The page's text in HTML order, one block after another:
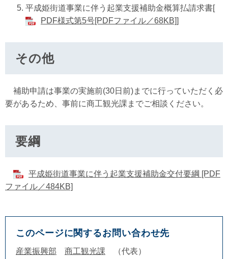
平成姫街道事業に伴う起業支援補助金概算払請求書[
PDF様式第5号[PDFファイル／68KB]]
その他
補助申請は事業の実施前(30日前)までに行っていただく必
要があるため、事前に商工観光課までご相談ください。
要綱
平成姫街道事業に伴う起業支援補助金交付要綱 [PDF
ファイル／484KB]
このページに関するお問い合わせ先
産業振興部 商工観光課
代表